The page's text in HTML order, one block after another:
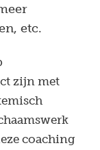
etc.
zijn met
coaching